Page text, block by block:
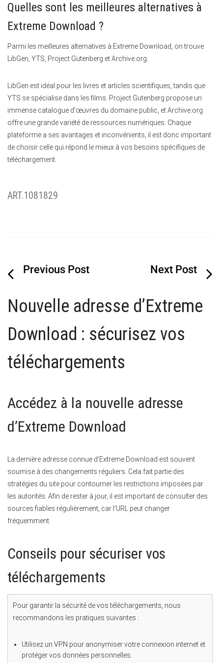
Quelles sont les meilleures alternatives à
Extreme Download ?
Parmi les meilleures alternatives à Extreme Download, on trouve
LibGen, YTS, Project Gutenberg et Archive.org.
LibGen est idéal pour les livres et articles scientifiques, tandis que
YTS se spécialise dans les films. Project Gutenberg propose un
immense catalogue d’œuvres du domaine public, et Archive.org
offre une grande variété de ressources numériques. Chaque
plateforme a ses avantages et inconvénients, il est donc important
de choisir celle qui répond le mieux à vos besoins spécifiques de
téléchargement.
ART.1081829
Navigation
l’article
Nouvelle adresse d’Extreme
Download : sécurisez vos
téléchargements
Accédez à la nouvelle adresse
d’Extreme Download
La dernière adresse connue d’Extreme Download est souvent
soumise à des changements réguliers. Cela fait partie des
stratégies du site pour contourner les restrictions imposées par
les autorités. Afin de rester à jour, il est important de consulter des
sources fiables régulièrement, car l’URL peut changer
fréquemment.
Conseils pour sécuriser vos
téléchargements
Pour garantir la sécurité de vos téléchargements, nous
recommandons les pratiques suivantes :
Utilisez un VPN pour anonymiser votre connexion internet et
protéger vos données personnelles.